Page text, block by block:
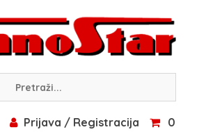
Prijava / Registracija
0